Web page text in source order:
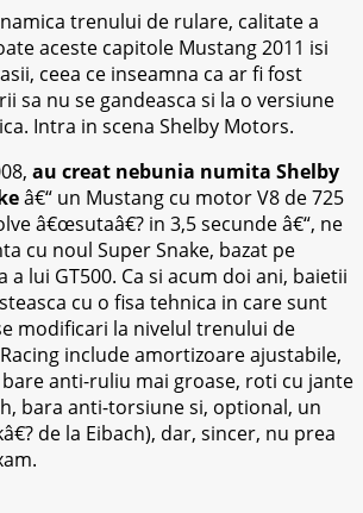
trenului de rulare, calitate a
aceste capitole Mustang 2011 isi
ceea ce inseamna ca ar fi fost
sa nu se gandeasca si la o versiune
Intra in scena Shelby Motors.
au creat nebunia numita Shelby
â€“ un Mustang cu motor V8 de 725
â€œsutaâ€? in 3,5 secunde â€“, ne
cu noul Super Snake, bazat pe
a lui GT500. Ca si acum doi ani, baietii
cu o fisa tehnica in care sunt
modificari la nivelul trenului de
include amortizoare ajustabile,
anti-ruliu mai groase, roti cu jante
bara anti-torsiune si, optional, un
de la Eibach), dar, sincer, nu prea